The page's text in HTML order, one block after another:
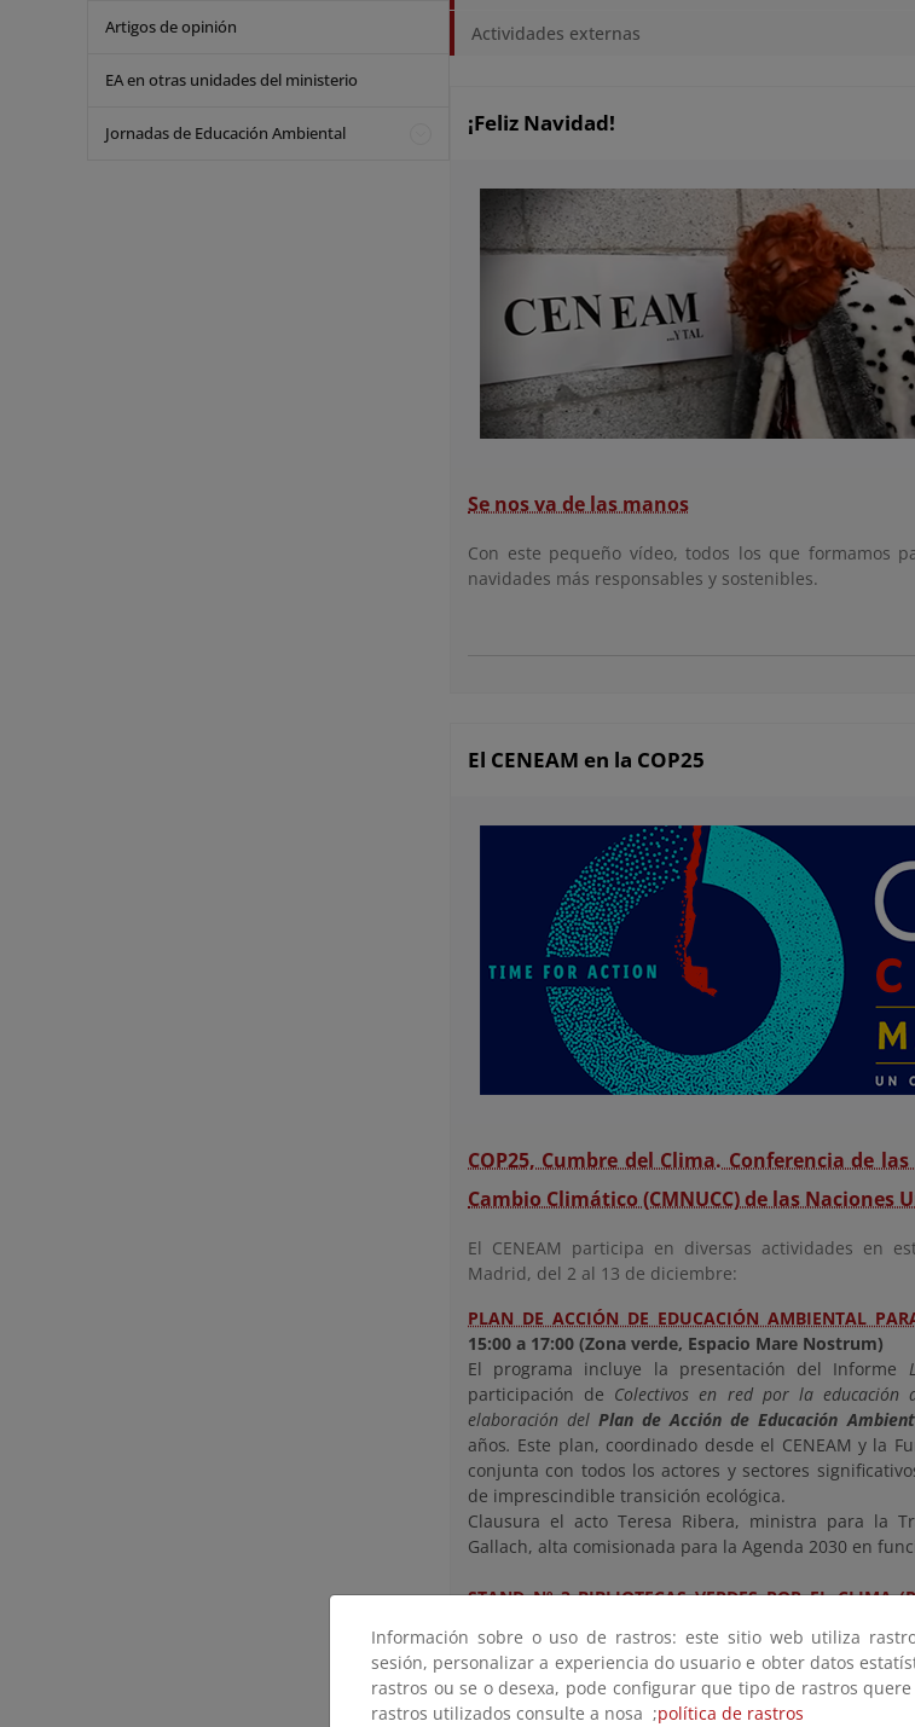
Artigos de opinión
EA en otras unidades del ministerio
Jornadas de Educación Ambiental
Actividades externas
¡Feliz Navidad!
Se nos va de las manos
Con este pequeño vídeo, todos los que formamos
navidades más responsables y sostenibles.
El CENEAM en la COP25
COP25, Cumbre del Clima. Conferencia de
Cambio Climático (CMNUCC) de las Naciones
El CENEAM participa en diversas actividades en
Madrid, del 2 al 13 de diciembre:
PLAN DE ACCIÓN DE EDUCACIÓN AMBIENTAL
15:00 a 17:00 (Zona verde, Espacio Mare Nostrum)
El programa incluye la presentación del Informe
participación de Colectivos en red por la educación
elaboración delPlan de Acción de Educación
años. Este plan, coordinado desde el CENEAM y la
conjunta con todos los actores y sectores
de imprescindible transición ecológica.
Clausura el acto Teresa Ribera, ministra para la
Gallach, alta comisionada para la Agenda 2030 en
STAND Nº 3 BIBLIOTECAS VERDES POR EL
Verde)
Doce intensos días de coloquios, juegos,
de educación y sensibilización sobre el cambio
Información sobre o uso de rastros: este sitio web utiliza
sesión, personalizar a experiencia do usuario e obter datos
rastros ou se o desexa, pode configurar que tipo de rastros
rastros utilizados consulte a nosa ;política de rastros